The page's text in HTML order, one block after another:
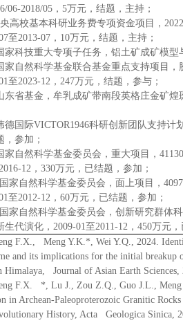
06-2018/05 ， 5万元，结题，主持；
高校基本科研业务费专项资金项目，
至2013-07 ， 10万元，结题，主持；
家科技重大专项子任务，铝土矿成矿模型
家自然科学基金联合基金重点支持项目，
至2023-12 ， 247万元，结题，参与；
东省基金，牟乳成矿带南段英格庄金矿
德国际VICTOR1946科研创新团队支持计
，参加；
家自然科学基金委员会，重大项目，
12 ， 330万元，已结题，参加；
家自然科学基金委员会，面上项目，
至2012-12 ， 60万元，已结题，参加；
家自然科学基金委员会，创新研究群体
生代演化， 2009-01至2011-12 ， 450万元
F.X., Meng Y.K.*, Wei Y.Q., 2024.
and its implications for the initial breakup
Himalaya, Journal of Asian Earth Sciences,
F.X. *, Lu J., Zou Z.Q., Guo J.L., Meng
in Archean-Paleoproterozoic Granitic
History, Acta Geologica Sinica,